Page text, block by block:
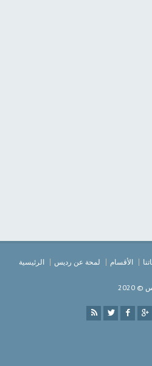
الرئيسية لمحة عن رديس الأقسام
2020